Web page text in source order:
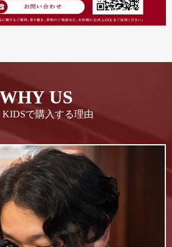
WHY US
KIDSで購入する理由